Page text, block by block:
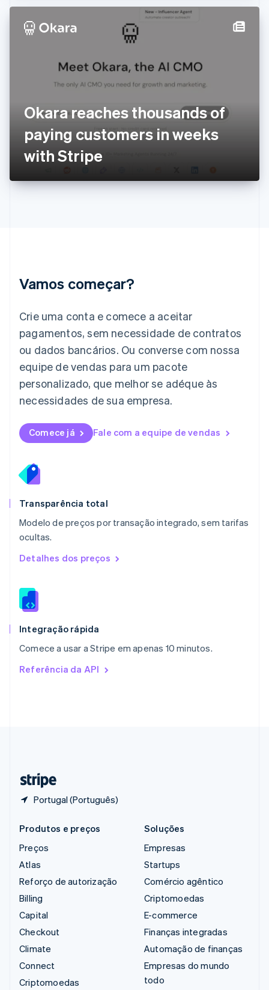
Okara reaches thousands of
paying customers in weeks
with Stripe
Vamos começar?
Crie uma conta e comece a aceitar
pagamentos, sem necessidade de contratos
ou dados bancários. Ou converse com nossa
equipe de vendas para um pacote
personalizado, que melhor se adéque às
necessidades de sua empresa.
Comece já Fale com a equipe de vendas
Transparência total
Modelo de preços por transação integrado, sem tarifas
ocultas.
Detalhes dos preços
Integração rápida
Comece a usar a Stripe em apenas 10 minutos.
Referência da API
Portugal (Português)
Espanha
Estados Unidos
English
EnglishSvenska
FrançaisEnglish
English
Grécia
English
English
日本語English
Liechtenstein
DeutschEnglish
Lituânia
English
Luxemburgo
FrançaisDeutsch English
English简体中文
English
México
Noruega
English
English
NederlandsEnglish
Polônia
English
RAE de Hong Kong, China
Reino Unido
English
English
English
Produtos e preços
Preços
Atlas
Reforço de autorização
Billing
Capital
Checkout
Climate
Connect
Criptomoedas
Soluções
Empresas
Startups
Comércio agêntico
Criptomoedas
E-commerce
Finanças integradas
Automação de finanças
Empresas do mundo
todo